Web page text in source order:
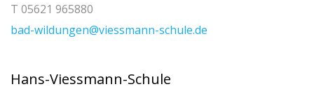
T 05621 965880
bad-wildungen@viessmann-schule.de
Hans-Viessmann-Schule